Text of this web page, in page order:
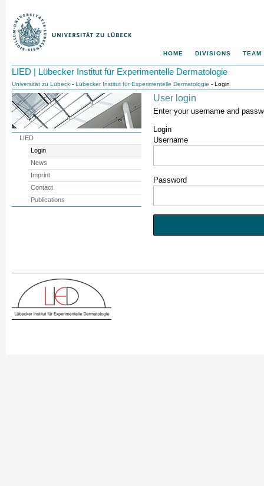
HOME DIVISIONS TEAM
LIED | Lübecker Institut für Experimentelle Dermatologie
Universität zu Lübeck - Lübecker Institut für Experimentelle Dermatologie - Login
User login
Enter your username and
Login
Username
Password
LIED
Login
News
Imprint
Contact
Publications